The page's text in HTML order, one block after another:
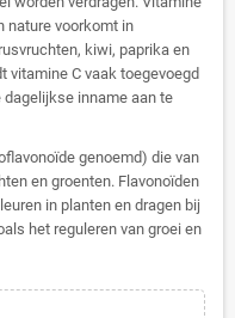
nature voorkomt in
kiwi, paprika en
vitamine C vaak toegevoegd
inname aan te
genoemd) die van
en groenten. Flavonoïden
in planten en dragen bij
het reguleren van groei en